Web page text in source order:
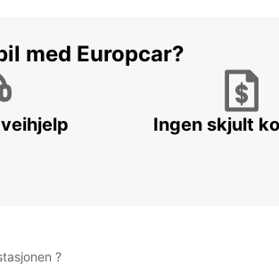
med Europcar?
Ingen skjult
?